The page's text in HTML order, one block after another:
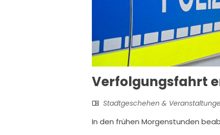
Verfolgungsfahrt
Stadtgeschehen &
In den frühen Morgenstunden